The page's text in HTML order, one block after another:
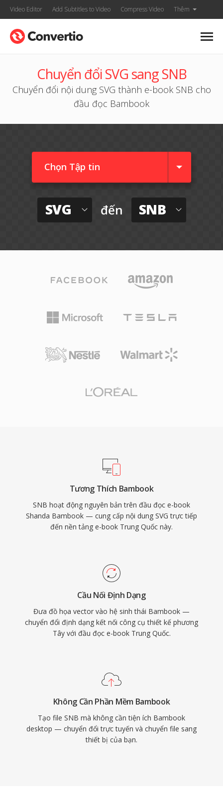
Video Editor Add Subtitles to Video Compress Video Thêm
Chuyển đổi SVG sang SNB
Chuyển đổi nội dung SVG thành e-book SNB cho
đầu đọc Bambook
Chọn Tập tin
SVG đến SNB
Tương Thích Bambook
SNB hoạt động nguyên bản trên đầu đọc e-book
Shanda Bambook — cung cấp nội dung SVG trực tiếp
đến nền tảng e-book Trung Quốc này.
Cầu Nối Định Dạng
Đưa đồ họa vector vào hệ sinh thái Bambook —
chuyển đổi định dạng kết nối công cụ thiết kế phương
Tây với đầu đọc e-book Trung Quốc.
Không Cần Phần Mềm Bambook
Tạo file SNB mà không cần tiện ích Bambook
desktop — chuyển đổi trực tuyến và chuyển file sang
thiết bị của bạn.